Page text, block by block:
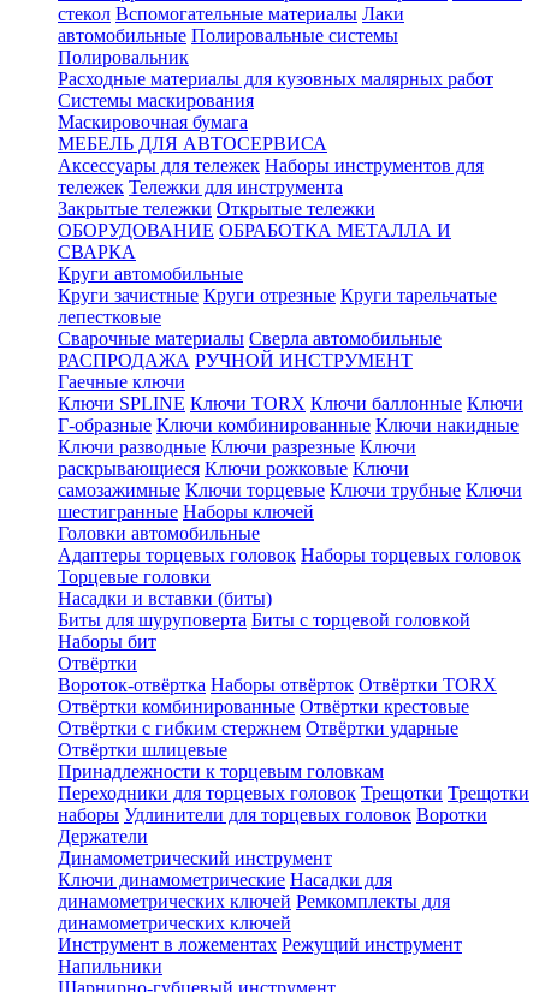
стекол Вспомогательные материалы Лаки
автомобильные Полировальные системы
Полировальник
Расходные материалы для кузовных малярных работ
Системы маскирования
Маскировочная бумага
МЕБЕЛЬ ДЛЯ АВТОСЕРВИСА
Аксессуары для тележек Наборы инструментов для
тележек Тележки для инструмента
Закрытые тележки Открытые тележки
ОБОРУДОВАНИЕ ОБРАБОТКА МЕТАЛЛА И
СВАРКА
Круги автомобильные
Круги зачистные Круги отрезные Круги тарельчатые
лепестковые
Сварочные материалы Сверла автомобильные
РАСПРОДАЖА РУЧНОЙ ИНСТРУМЕНТ
Гаечные ключи
Ключи SPLINE Ключи TORX Ключи баллонные Ключи
Г-образные Ключи комбинированные Ключи накидные
Ключи разводные Ключи разрезные Ключи
раскрывающиеся Ключи рожковые Ключи
самозажимные Ключи торцевые Ключи трубные Ключи
шестигранные Наборы ключей
Головки автомобильные
Адаптеры торцевых головок Наборы торцевых головок
Торцевые головки
Насадки и вставки (биты)
Биты для шуруповерта Биты с торцевой головкой
Наборы бит
Отвёртки
Вороток-отвёртка Наборы отвёрток Отвёртки TORX
Отвёртки комбинированные Отвёртки крестовые
Отвёртки с гибким стержнем Отвёртки ударные
Отвёртки шлицевые
Принадлежности к торцевым головкам
Переходники для торцевых головок Трещотки Трещотки
наборы Удлинители для торцевых головок Воротки
Держатели
Динамометрический инструмент
Ключи динамометрические Насадки для
динамометрических ключей Ремкомплекты для
динамометрических ключей
Инструмент в ложементах Режущий инструмент
Напильники
Шарнирно-губцевый инструмент